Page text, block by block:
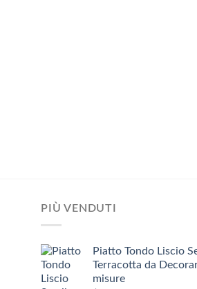
PIÙ VENDUTI
Piatto Tondo Liscio
Terracotta da
misure